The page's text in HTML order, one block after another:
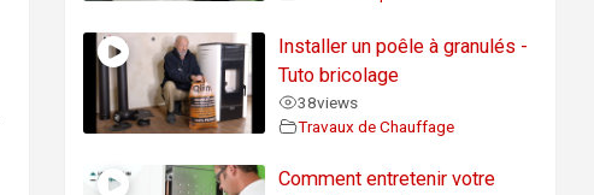
Installer un poêle à granulés -
Tuto bricolage
38views
Travaux de Chauffage
Comment entretenir votre